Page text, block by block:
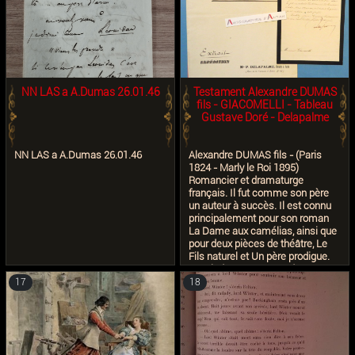
alongside Auguste Maquet. Both
plays were highly popular on
Parisian stages, with excerpts
regularly published in Dumas’s
own literary journals, such as Le
Mousquetaire.
Journées de Juillet 1830. Il publie
de 1861 à 1864 ses Mémoires
avec sa correspondance en
quinze volumes.
NN LAS a A.Dumas 26.01.46
NN LAS a A.Dumas 26.01.46
Testament Alexandre DUMAS
fils - GIACOMELLI - Tableau
Gustave Doré - Delapalme
Alexandre DUMAS fils - (Paris
1824 - Marly le Roi 1895)
Romancier et dramaturge
français. Il fut comme son père
un auteur à succès. Il est connu
principalement pour son roman
La Dame aux camélias, ainsi que
pour deux pièces de théâtre, Le
Fils naturel et Un père prodigue.
Extrait d'un testament d'A. Dumas
fils - Exemplaire de GIACOMELLI
(très probablement le graveur et
illustrateur Hector G.) 2p in-4 -
(22x30cm env) Dans ce
testament établi le 30 novembre
1895, figure notamment en page
17 18